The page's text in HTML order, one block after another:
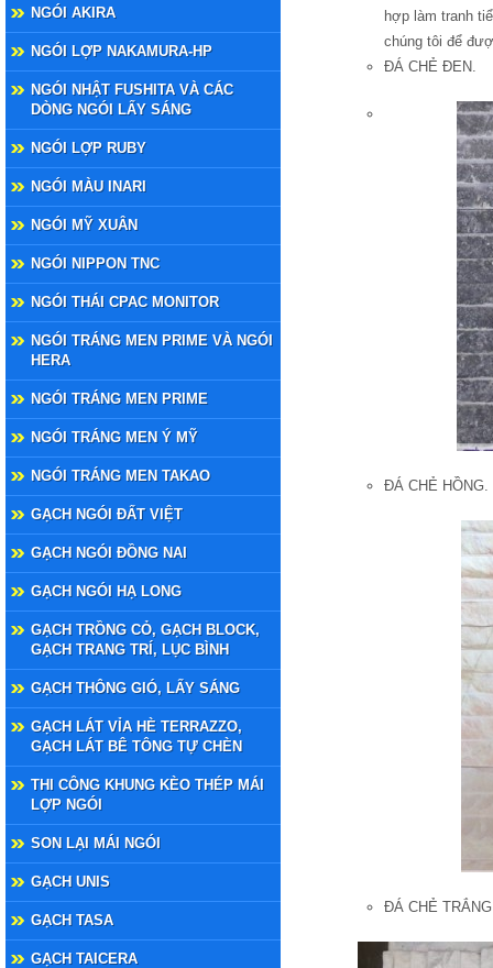
NGÓI AKIRA
NGÓI LỢP NAKAMURA-HP
NGÓI NHẬT FUSHITA VÀ CÁC
DÒNG NGÓI LẤY SÁNG
NGÓI LỢP RUBY
NGÓI MÀU INARI
NGÓI MỸ XUÂN
NGÓI NIPPON TNC
NGÓI THÁI CPAC MONITOR
NGÓI TRÁNG MEN PRIME VÀ NGÓI
HERA
NGÓI TRÁNG MEN PRIME
NGÓI TRÁNG MEN Ý MỸ
NGÓI TRÁNG MEN TAKAO
GẠCH NGÓI ĐẤT VIỆT
GẠCH NGÓI ĐỒNG NAI
GẠCH NGÓI HẠ LONG
GẠCH TRỒNG CỎ, GẠCH BLOCK,
GẠCH TRANG TRÍ, LỤC BÌNH
GẠCH THÔNG GIÓ, LẤY SÁNG
GẠCH LÁT VỈA HÈ TERRAZZO,
GẠCH LÁT BÊ TÔNG TỰ CHÈN
THI CÔNG KHUNG KÈO THÉP MÁI
LỢP NGÓI
SON LẠI MÁI NGÓI
GẠCH UNIS
GẠCH TASA
GẠCH TAICERA
hợp làm tranh
chúng tôi để
ĐÁ CHẺ ĐEN.
ĐÁ CHẺ HỒNG.
ĐÁ CHẺ